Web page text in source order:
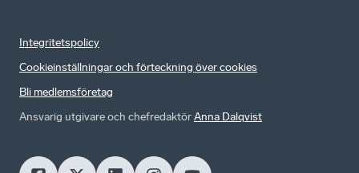
Integritetspolicy
Cookieinställningar och förteckning över cookies
Bli medlemsföretag
Ansvarig utgivare och chefredaktörAnna Dalqvist